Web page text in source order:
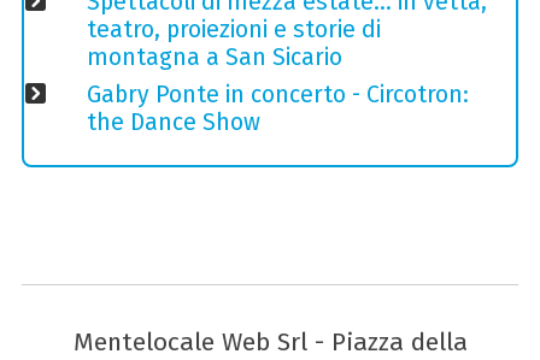
teatro, proiezioni e storie di
montagna a San Sicario
Gabry Ponte in concerto - Circotron:
the Dance Show
Mentelocale Web Srl - Piazza della